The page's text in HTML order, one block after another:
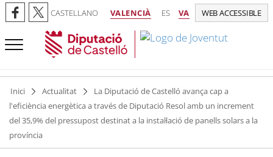
CASTELLANO VALENCIÀ ES VA WEB ACCESSIBLE
Inici Actualitat
La Diputació de Castelló avança cap a
l'eficiència energètica a través de Diputació Resol amb un increment
del 35,9% del pressupost destinat a la instal·lació de panells solars a la
província